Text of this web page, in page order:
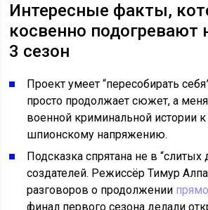
Интересные факты,
косвенно подогревают
3 сезон
Проект умеет “пересобирать
просто продолжает сюжет, а
военной криминальной истории
шпионскому напряжению.
Подсказка спрятана не в “слитых
создателей. Режиссёр Тимур
разговоров о продолжении
финал первого сезона делали